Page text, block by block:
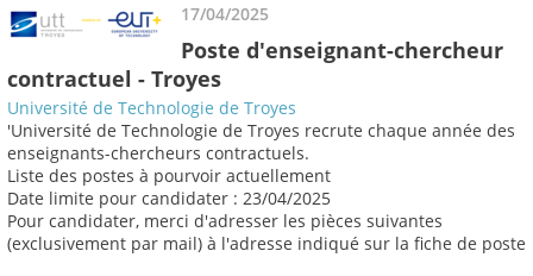
17/04/2025
Poste d'enseignant-chercheur
contractuel - Troyes
Université de Technologie de Troyes
'Université de Technologie de Troyes recrute chaque année des
enseignants-chercheurs contractuels.
Liste des postes à pourvoir actuellement
Date limite pour candidater : 23/04/2025
Pour candidater, merci d'adresser les pièces suivantes
(exclusivement par mail) à l'adresse indiqué sur la fiche de poste